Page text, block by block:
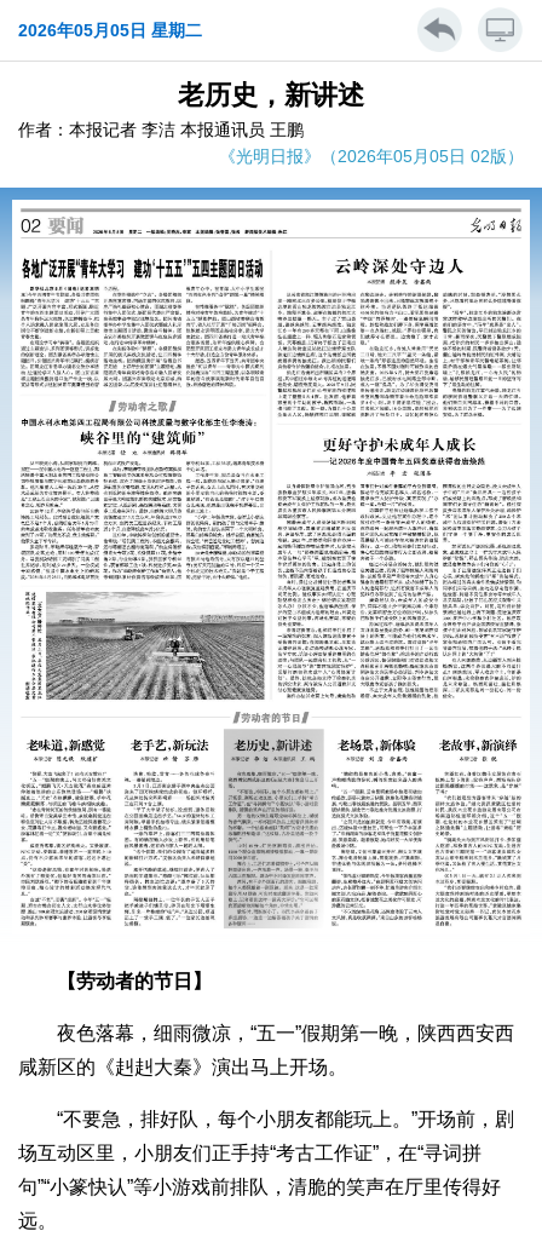
2026年05月05日 星期二
老历史，新讲述
作者：本报记者 李洁 本报通讯员 王鹏
《光明日报》（2026年05月05日 02版）
【劳动者的节日】
夜色落幕，细雨微凉，“五一”假期第一晚，陕西西安西
咸新区的《赳赳大秦》演出马上开场。
“不要急，排好队，每个小朋友都能玩上。”开场前，剧
场互动区里，小朋友们正手持“考古工作证”，在“寻词拼
句”“小篆快认”等小游戏前排队，清脆的笑声在厅里传得好
远。